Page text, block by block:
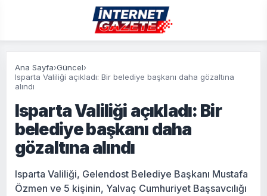
Ana Sayfa›Güncel›
Isparta Valiliği açıkladı: Bir belediye başkanı daha gözaltına
alındı
Isparta Valiliği açıkladı: Bir
belediye başkanı daha
gözaltına alındı
Isparta Valiliği, Gelendost Belediye Başkanı Mustafa
Özmen ve 5 kişinin, Yalvaç Cumhuriyet Başsavcılığı